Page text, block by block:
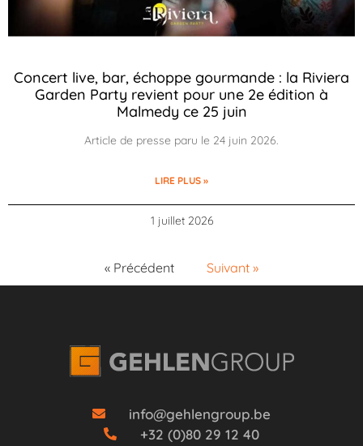
Concert live, bar, échoppe gourmande : la Riviera
Garden Party revient pour une 2e édition à
Malmedy ce 25 juin
Article de presse paru le 24 juin 2026.
LIRE PLUS »
1 juillet 2026
« Précédent Suivant »
info@gehlengroup.be
+32 (0)80 29 12 40